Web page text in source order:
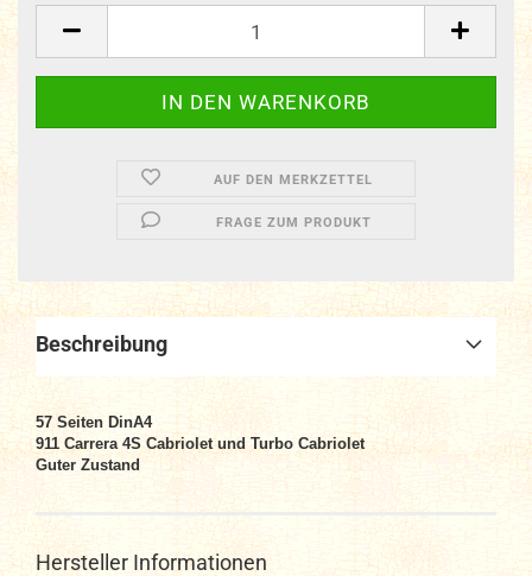
AUF DEN MERKZETTEL
FRAGE ZUM PRODUKT
Beschreibung
57 Seiten DinA4
911 Carrera 4S Cabriolet und Turbo Cabriolet
Guter Zustand
Hersteller Informationen